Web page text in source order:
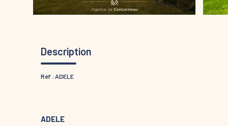
Description
Réf : ADELE
ADELE